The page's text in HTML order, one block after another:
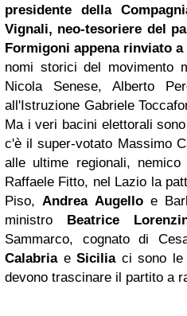
presidente della
Vignali, neo-tesoriere del
Formigoni appena rinviato
nomi storici del movimento
Nicola Senese, Alberto
all'Istruzione Gabriele
Ma i veri bacini elettorali
c'è il super-votato Massimo
alle ultime regionali,
Raffaele Fitto, nel Lazio la
Piso,Andrea Augelloe
ministro Beatrice
Sammarco, cognato di
CalabriaeSiciliaci sono le
devono trascinare il partito a